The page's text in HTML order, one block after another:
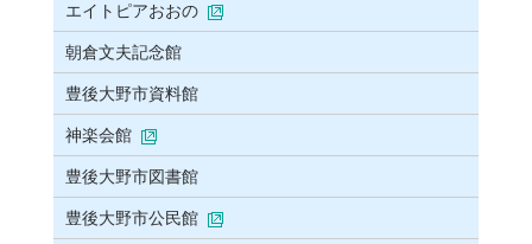
エイトピアおおの
朝倉文夫記念館
豊後大野市資料館
神楽会館
豊後大野市図書館
豊後大野市公民館